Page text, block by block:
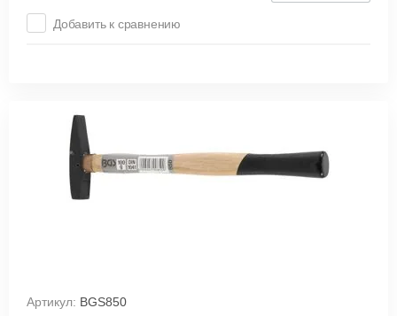
Добавить к сравнению
Артикул: BGS850